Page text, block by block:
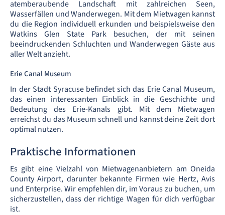
atemberaubende Landschaft mit zahlreichen Seen,
Wasserfällen und Wanderwegen. Mit dem Mietwagen kannst
du die Region individuell erkunden und beispielsweise den
Watkins Glen State Park besuchen, der mit seinen
beeindruckenden Schluchten und Wanderwegen Gäste aus
aller Welt anzieht.
Erie Canal Museum
In der Stadt Syracuse befindet sich das Erie Canal Museum,
das einen interessanten Einblick in die Geschichte und
Bedeutung des Erie-Kanals gibt. Mit dem Mietwagen
erreichst du das Museum schnell und kannst deine Zeit dort
optimal nutzen.
Praktische Informationen
Es gibt eine Vielzahl von Mietwagenanbietern am Oneida
County Airport, darunter bekannte Firmen wie Hertz, Avis
und Enterprise. Wir empfehlen dir, im Voraus zu buchen, um
sicherzustellen, dass der richtige Wagen für dich verfügbar
ist.